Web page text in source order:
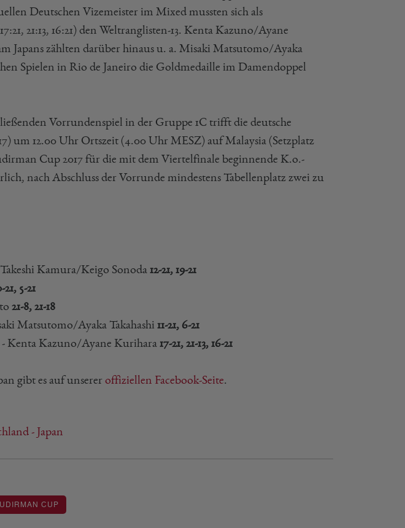
Deutschen Vizemeister im Mixed mussten sich als
21:13, 16:21) den Weltranglisten-13. Kenta Kazuno/Ayane
Japans zählten darüber hinaus u. a. Misaki Matsutomo/Ayaka
Spielen in Rio de Janeiro die Goldmedaille im Damendoppel
Vorrundenspiel in der Gruppe 1C trifft die deutsche
um 12.00 Uhr Ortszeit (4.00 Uhr MESZ) auf Malaysia (Setzplatz
Cup 2017 für die mit dem Viertelfinale beginnende K.o.-
nach Abschluss der Vorrunde mindestens Tabellenplatz zwei zu
Kamura/Keigo Sonoda 12-21, 19-21
21, 5-21
21-8, 21-18
Matsutomo/Ayaka Takahashi 11-21, 6-21
Kenta Kazuno/Ayane Kurihara 17-21, 21-13, 16-21
gibt es auf unserer offiziellen Facebook-Seite.
- Japan
CUP